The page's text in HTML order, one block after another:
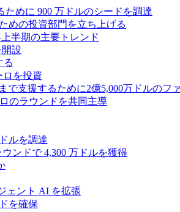
めに 900 万ドルのシードを調達
めの投資部門を立ち上げる
半期の主要トレンド
設
る
ロを投資
支援するために2億5,000万ドルのフ
のラウンドを共同主導
ルを調達
ンドで 4,300 万ドルを獲得
ェント AI を拡張
を確保